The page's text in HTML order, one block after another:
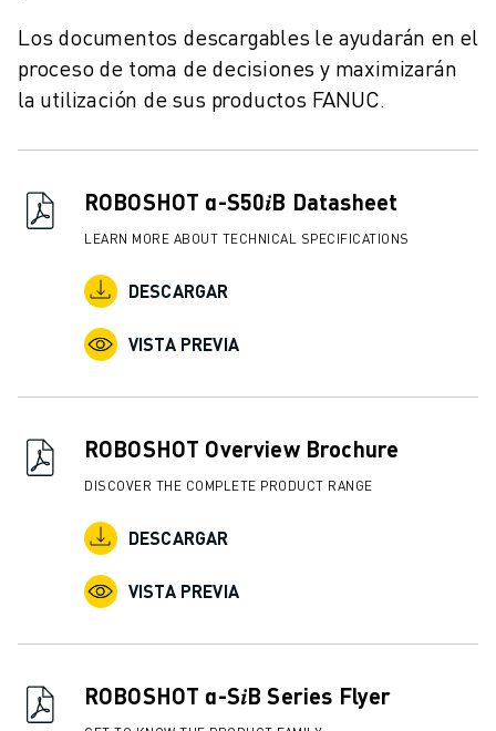
Los documentos descargables le ayudarán en el
proceso de toma de decisiones y maximizarán
la utilización de sus productos FANUC.
ROBOSHOT α-S50𝑖B Datasheet
LEARN MORE ABOUT TECHNICAL SPECIFICATIONS
DESCARGAR
VISTA PREVIA
ROBOSHOT Overview Brochure
DISCOVER THE COMPLETE PRODUCT RANGE
DESCARGAR
VISTA PREVIA
ROBOSHOT α-S𝑖B Series Flyer